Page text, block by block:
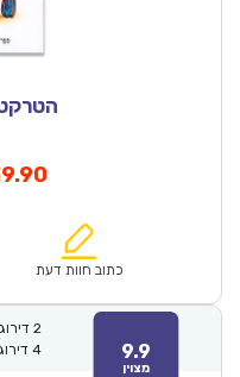
₪57.00.
המחיר
הוא:
כתוב חוות דעת
9.9
מצוין
2
4